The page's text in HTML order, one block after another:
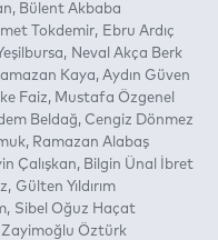
Bülent Akbaba
Tokdemir
Ebru Ardıç
Neval Akça Berk
Kaya Aydın Güven
Faiz
Mustafa Özgenel
Beldağ
Cengiz Dönmez
Ramazan Alabaş
Çalışkan
Bilgin Ünal İbret
Gülten Yıldırım
Sibel Oğuz Haçat
Zayimoğlu Öztürk